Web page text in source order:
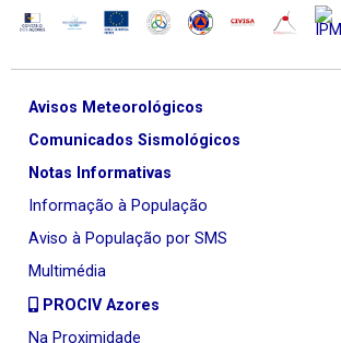
Avisos Meteorológicos
Comunicados Sismológicos
Notas Informativas
Informação à População
Aviso à População por SMS
Multimédia
PROCIV Azores
Na Proximidade